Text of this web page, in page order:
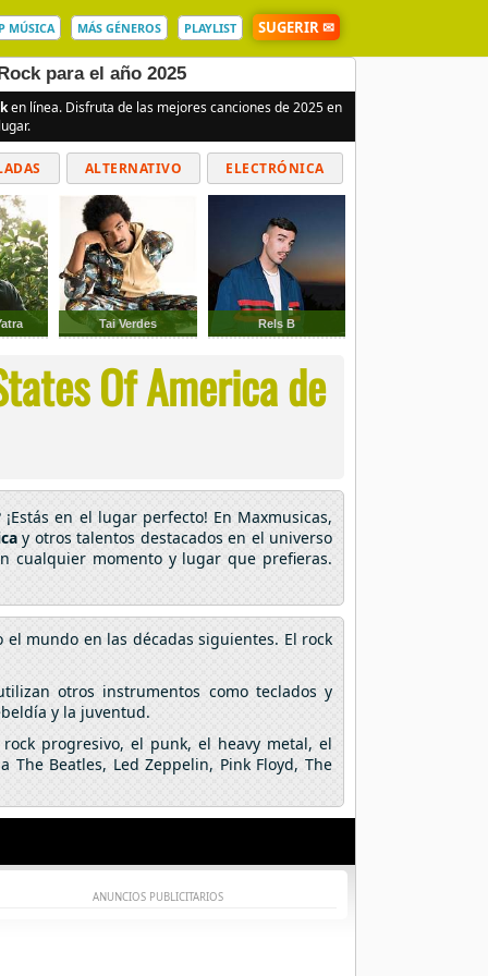
MÚSICA MÁS GÉNEROS PLAYLIST SUGERIR ✉
para el año 2025
en línea. Disfruta de las mejores canciones de 2025 en
ALTERNATIVO ELECTRÓNICA
Tai Verdes Rels B
Of America de
en el lugar perfecto! En Maxmusicas,
y otros talentos destacados en el universo
cualquier momento y lugar que prefieras.
mundo en las décadas siguientes. El rock
otros instrumentos como teclados y
y la juventud.
progresivo, el punk, el heavy metal, el
Beatles, Led Zeppelin, Pink Floyd, The
ANUNCIOS PUBLICITARIOS